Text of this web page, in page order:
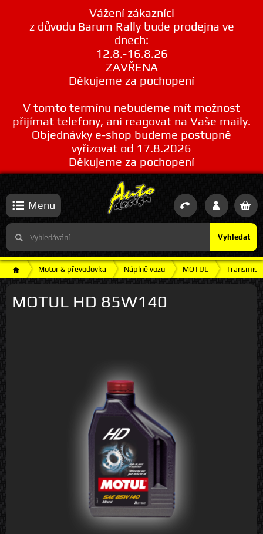
Vážení zákazníci
z důvodu Barum Rally bude prodejna ve
dnech:
12.8.-16.8.26
ZAVŘENA
Děkujeme za pochopení
V tomto termínu nebudeme mít možnost
přijímat telefony, ani reagovat na Vaše maily.
Objednávky e-shop budeme postupně
vyřizovat od 17.8.2026
Děkujeme za pochopení
Vyhledat
Menu
Motor & převodovka Náplně vozu MOTUL
MOTUL HD 85W140